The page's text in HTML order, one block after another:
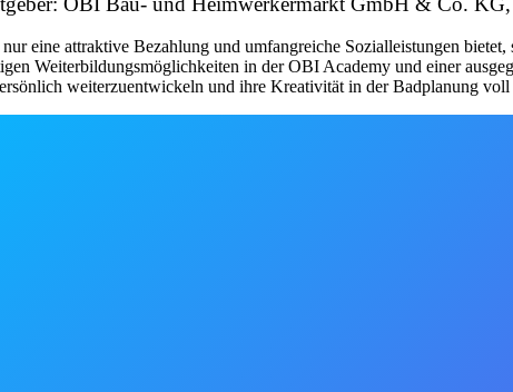
eine attraktive Bezahlung und umfangreiche Sozialleistungen
Weiterbildungsmöglichkeiten in der OBI Academy und einer
weiterzuentwickeln und ihre Kreativität in der Badplanung voll